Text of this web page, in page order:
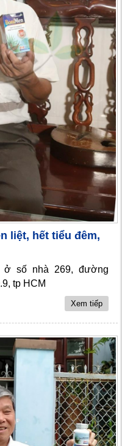
liệt, hết tiểu đêm,
số nhà 269, đường
tp HCM
Xem tiếp